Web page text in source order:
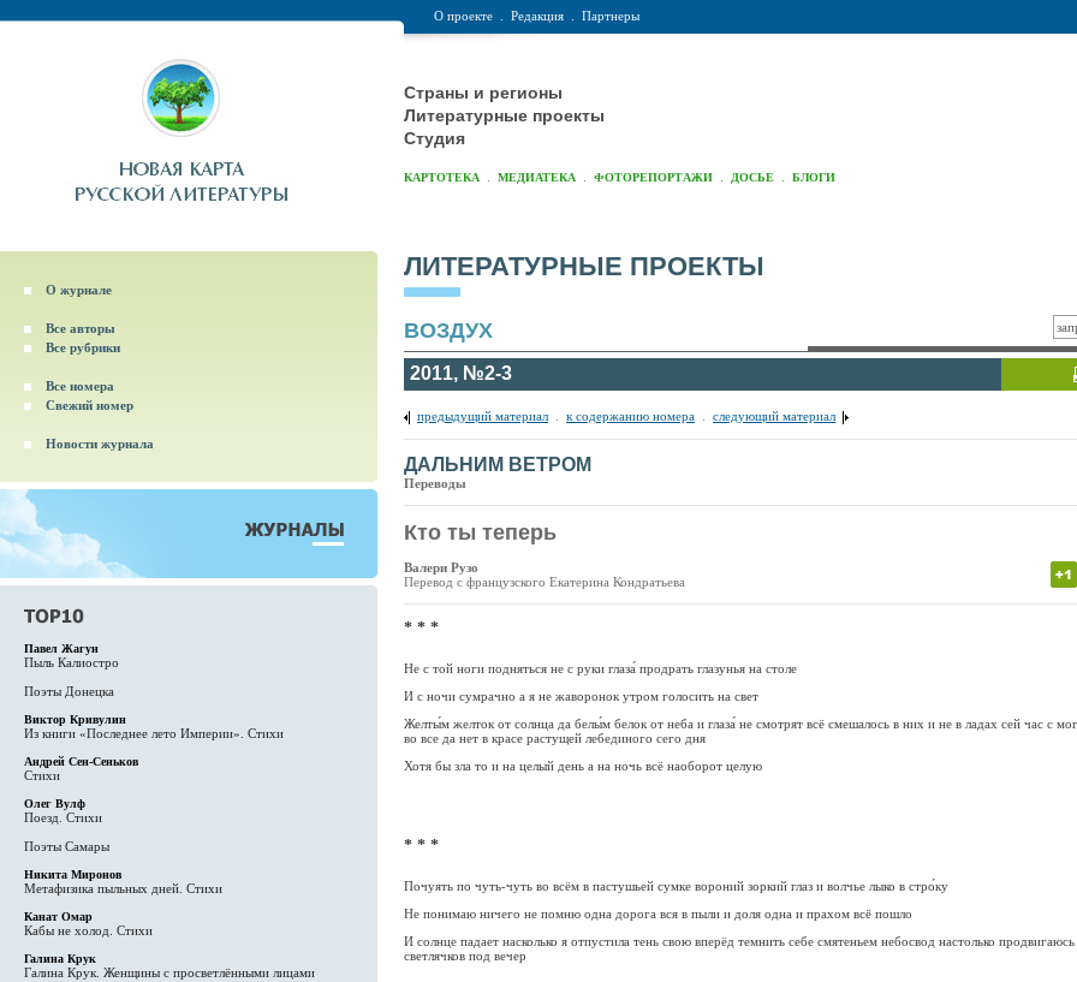
О проекте Редакция Партнеры
Страны и регионы
Литературные проекты
Студия
КАРТОТЕКА МЕДИАТЕКА ФОТОРЕПОРТАЖИ ДОСЬЕ БЛОГИ
О журнале
Все авторы
Все рубрики
Все номера
Свежий номер
Новости журнала
Павел Жагун
Пыль Калиостро
Поэты Донецка
Виктор Кривулин
Из книги «Последнее лето Империи». Стихи
Андрей Сен-Сеньков
Стихи
Олег Вулф
Поезд. Стихи
Поэты Самары
Никита Миронов
Метафизика пыльных дней. Стихи
Канат Омар
Кабы не холод. Стихи
Галина Крук
Галина Крук. Женщины с просветлёнными лицами
ЛИТЕРАТУРНЫЕ ПРОЕКТЫ
ВОЗДУХ
2011, №2-3
предыдущий материал к содержанию номера следующий материал
ДАЛЬНИМ ВЕТРОМ
Переводы
Кто ты теперь
Валери Рузо
Перевод с французского Екатерина Кондратьева
* * *
Не с той ноги подняться не с руки глаза́ продрать глазунья на столе
И с ночи сумрачно а я не жаворонок утром голосить на свет
Желты́м желток от солнца да белы́м белок от неба и глаза́ не смотрят всё смешалось в них и не в ладах сей час с
во все да нет в красе растущей лебединого сего дня
Хотя бы зла то и на целый день а на ночь всё наоборот целую
* * *
Почуять по чуть-чуть во всём в пастушьей сумке вороний зоркий глаз и волчье лыко в стро́ку
Не понимаю ничего не помню одна дорога вся в пыли и доля одна и прахом всё пошло
И солнце падает насколько я отпустила тень свою вперёд темнить себе смятеньем небосвод настолько
светлячков под вечер